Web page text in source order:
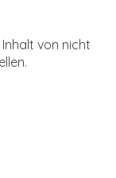
von nicht